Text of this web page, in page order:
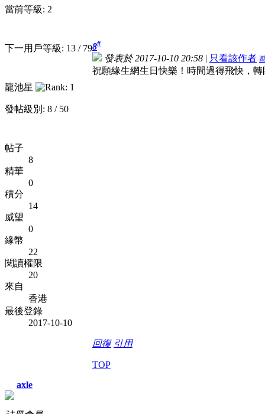
當前等級: 2
下一用戶等級: 13 / 79
龍池星
發帖級別: 8 / 50
帖子
8
精華
0
積分
14
威望
0
緣幣
22
閱讀權限
20
來自
香港
最後登錄
2017-10-10
8#
發表於 2017-10-10 20:58 | 只看該作者
祝願緣生網生日快樂！時間過得飛快，
回復 引用
TOP
axle